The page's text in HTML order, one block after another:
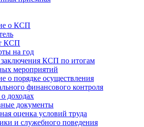
о КСП
КСП
на год
КСП по итогам
мероприятий
о порядке осуществления
финансового контроля
доходах
документы
оценка условий труда
и служебного поведения